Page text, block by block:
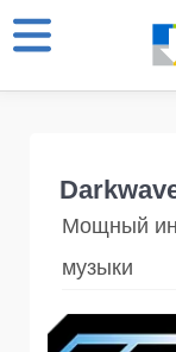
Мощный
музыки